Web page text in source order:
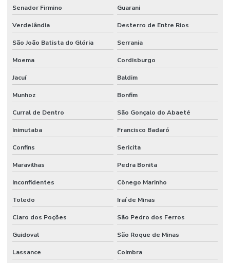
Senador Firmino Guarani
Verdelândia Desterro de Entre Rios
São João Batista do Glória Serrania
Moema Cordisburgo
Jacuí Baldim
Munhoz Bonfim
Curral de Dentro São Gonçalo do Abaeté
Inimutaba Francisco Badaró
Confins Sericita
Maravilhas Pedra Bonita
Inconfidentes Cônego Marinho
Toledo Iraí de Minas
Claro dos Poções São Pedro dos Ferros
Guidoval São Roque de Minas
Lassance Coimbra